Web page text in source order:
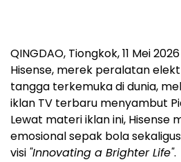
QINGDAO, Tiongkok, 11 Mei
Hisense, merek peralatan
tangga terkemuka di dunia,
iklan TV terbaru menyambut
Lewat materi iklan ini, Hisense
emosional sepak bola
visi "Innovating a Brighter Life".